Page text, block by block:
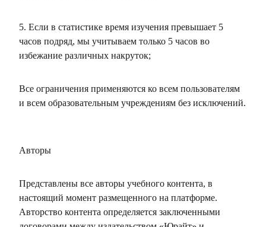
5. Если в статистике время изучения превышает 5
часов подряд, мы учитываем только 5 часов во
избежание различных накруток;
Все ограничения применяются ко всем пользователям
и всем образовательным учреждениям без исключений.
Авторы
Представлены все авторы учебного контента, в
настоящий момент размещенного на платформе.
Авторство контента определяется заключенными